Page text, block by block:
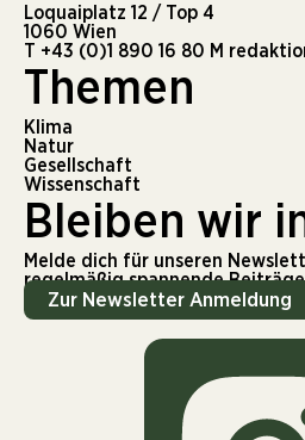
Loquaiplatz 12 / Top 4
1060 Wien
T +43 (0)1 890 16 80 M
Themen
Klima
Natur
Gesellschaft
Wissenschaft
Bleiben wir
Melde dich für unseren
regelmäßig spannende
Zur Newsletter Anmeldung